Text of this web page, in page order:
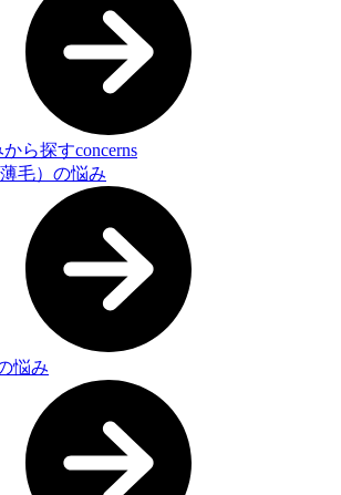
ら探すconcerns
毛）の悩み
悩み